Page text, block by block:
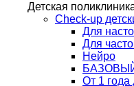
Детская
Check-up
Для
Для
Нейро
От 1 года